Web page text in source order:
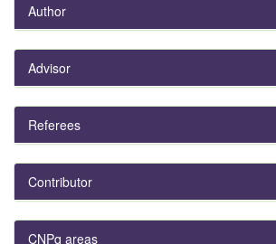
Author
Advisor
Referees
Contributor
CNPq areas